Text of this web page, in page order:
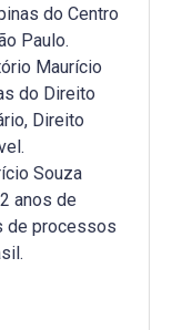
do Centro
Paulo.
Maurício
do Direito
Direito
Souza
anos de
de processos